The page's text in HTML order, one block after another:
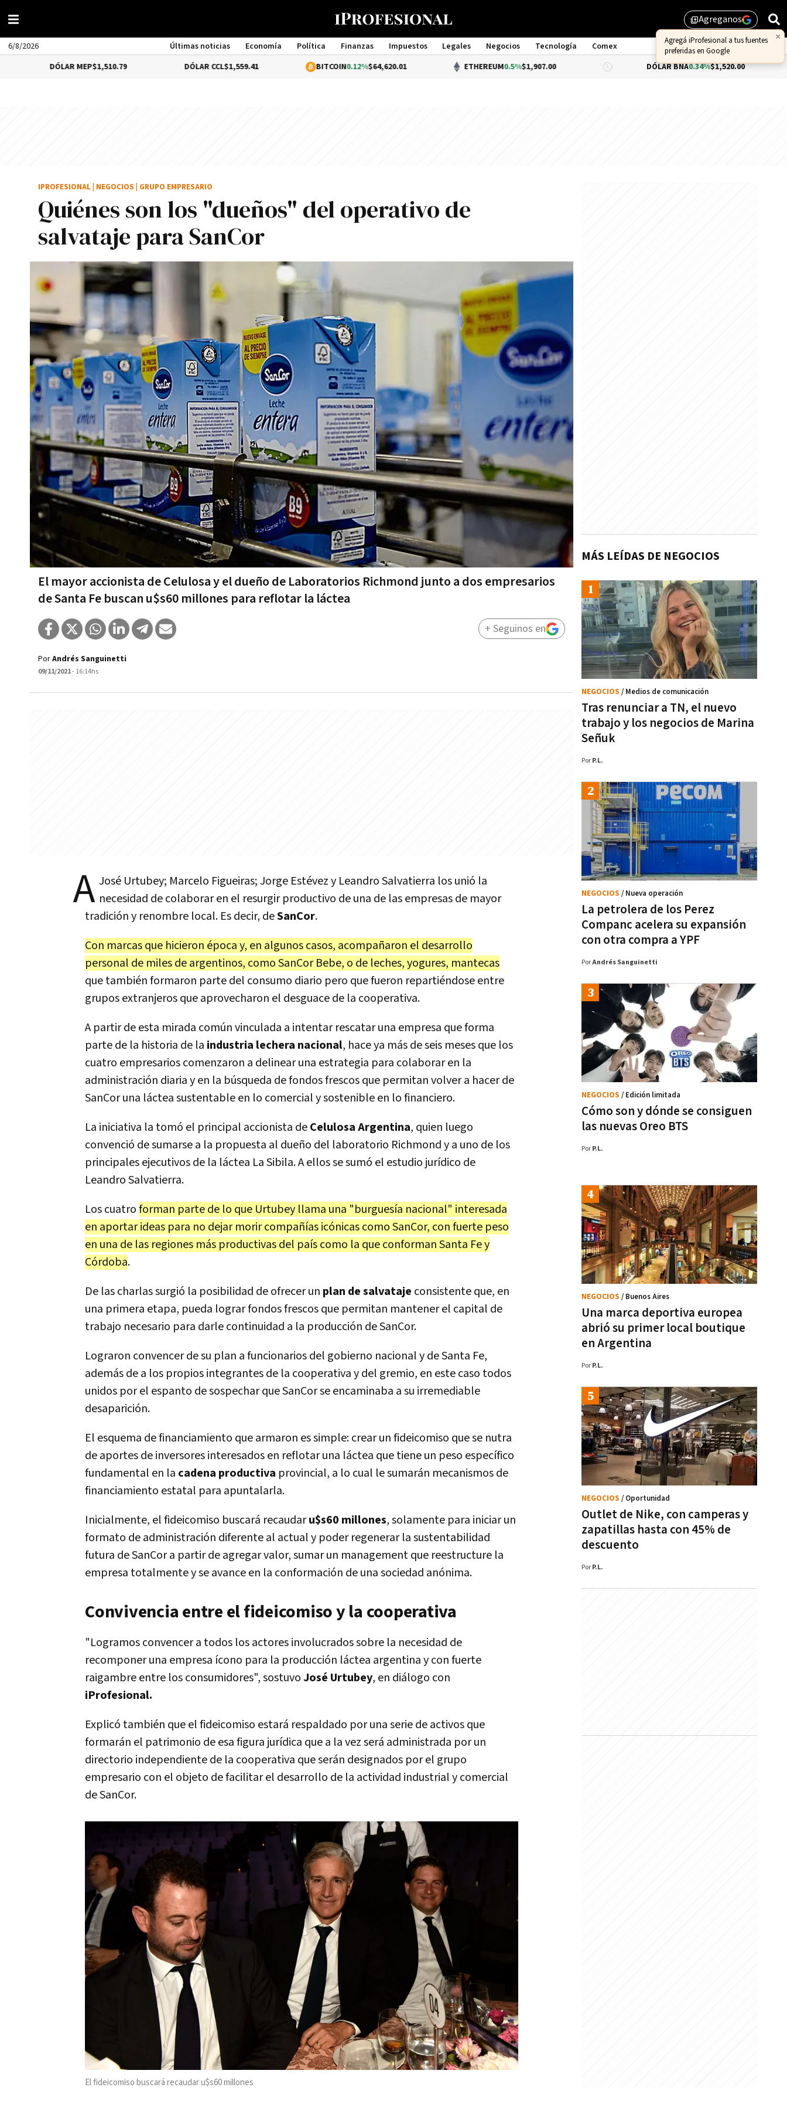
library_addAgreganos
6/8/2026 Últimas noticias Economía Política Finanzas Impuestos Legales Negocios Tecnología
Comex
Management
$1,510.79 $1,559.41 0.12%$64,620.01 ETHEREUM0.5%$1,907.00 DÓLAR BNA 0.34%$1,520.00 DÓLAR
Quiénes son los "dueños" del operativo de
salvataje para SanCor
El mayor accionista de Celulosa y el dueño de Laboratorios Richmond junto a dos empresarios
de Santa Fe buscan u$s60 millones para reflotar la láctea
IPROFESIONAL NEGOCIOS GRUPO EMPRESARIO
PorAndrés Sanguinetti
09/11/2021- 16:14hs
+ Seguinos en
A José Urtubey; Marcelo Figueiras; Jorge Estévez y Leandro Salvatierra los unió la
necesidad de colaborar en el resurgir productivo de una de las empresas de mayor
tradición y renombre local. Es decir, deSanCor.
Con marcas que hicieron época y, en algunos casos, acompañaron el desarrollo
personal de miles de argentinos, como SanCor Bebe, o de leches, yogures, mantecas
que también formaron parte del consumo diario pero que fueron repartiéndose entre
grupos extranjeros que aprovecharon el desguace de la cooperativa.
A partir de esta mirada común vinculada a intentar rescatar una empresa que forma
parte de la historia de la industria lechera nacional, hace ya más de seis meses que los
cuatro empresarios comenzaron a delinear una estrategia para colaborar en la
administración diaria y en la búsqueda de fondos frescos que permitan volver a hacer de
SanCor una láctea sustentable en lo comercial y sostenible en lo financiero.
La iniciativa la tomó el principal accionista deCelulosa Argentina, quien luego
convenció de sumarse a la propuesta al dueño del laboratorio Richmond y a uno de los
principales ejecutivos de la láctea La Sibila. A ellos se sumó el estudio jurídico de
Leandro Salvatierra.
Los cuatroforman parte de lo que Urtubey llama una "burguesía nacional" interesada
en aportar ideas para no dejar morir compañías icónicas como SanCor, con fuerte peso
en una de las regiones más productivas del país como la que conforman Santa Fe y
Córdoba.
De las charlas surgió la posibilidad de ofrecer un plan de salvataje consistente que, en
una primera etapa, pueda lograr fondos frescos que permitan mantener el capital de
trabajo necesario para darle continuidad a la producción de SanCor.
Lograron convencer de su plan a funcionarios del gobierno nacional y de Santa Fe,
además de a los propios integrantes de la cooperativa y del gremio, en este caso todos
unidos por el espanto de sospechar que SanCor se encaminaba a su irremediable
desaparición.
El esquema de financiamiento que armaron es simple: crear un fideicomiso que se nutra
de aportes de inversores interesados en reflotar una láctea que tiene un peso específico
fundamental en la cadena productiva provincial, a lo cual le sumarán mecanismos de
financiamiento estatal para apuntalarla.
Inicialmente, el fideicomiso buscará recaudaru$s60 millones, solamente para iniciar un
formato de administración diferente al actual y poder regenerar la sustentabilidad
futura de SanCor a partir de agregar valor, sumar un management que reestructure la
empresa totalmente y se avance en la conformación de una sociedad anónima.
Convivencia entre el fideicomiso y la cooperativa
"Logramos convencer a todos los actores involucrados sobre la necesidad de
recomponer una empresa ícono para la producción láctea argentina y con fuerte
raigambre entre los consumidores", sostuvoJosé Urtubey, en diálogo con
iProfesional.
Explicó también que el fideicomiso estará respaldado por una serie de activos que
formarán el patrimonio de esa figura jurídica que a la vez será administrada por un
directorio independiente de la cooperativa que serán designados por el grupo
empresario con el objeto de facilitar el desarrollo de la actividad industrial y comercial
de SanCor.
El fideicomiso buscará recaudar u$s60 millones
MÁS LEÍDAS DE NEGOCIOS
Tras renunciar a TN, el nuevo
trabajo y los negocios de Marina
Señuk
NEGOCIOS / Medios de comunicación
Por P.L.
La petrolera de los Perez
Companc acelera su expansión
con otra compra a YPF
NEGOCIOS / Nueva operación
PorAndrés Sanguinetti
Cómo son y dónde se consiguen
las nuevas Oreo BTS
NEGOCIOS / Edición limitada
Por P.L.
Una marca deportiva europea
abrió su primer local boutique
en Argentina
NEGOCIOS / Buenos Aires
Por P.L.
Outlet de Nike, con camperas y
zapatillas hasta con 45% de
descuento
NEGOCIOS / Oportunidad
Por P.L.